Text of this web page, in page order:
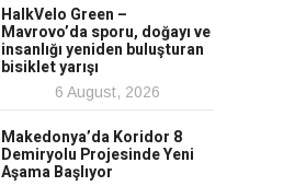
HalkVelo Green –
Mavrovo’da sporu, doğayı ve
insanlığı yeniden buluşturan
bisiklet yarışı
6 August, 2026
Makedonya’da Koridor 8
Demiryolu Projesinde Yeni
Aşama Başlıyor